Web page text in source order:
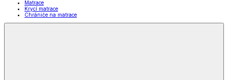
Matrace
Krycí matrace
Chrániče na matrace